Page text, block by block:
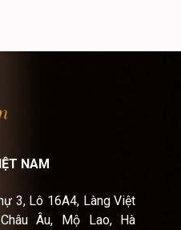
NAM
3, Lô 16A4, Làng Việt
Âu, Mộ Lao, Hà